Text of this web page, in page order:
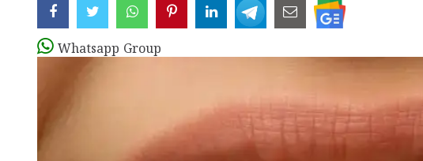
Whatsapp Group